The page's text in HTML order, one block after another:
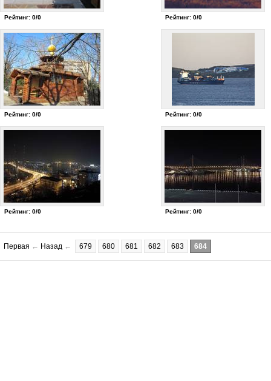
Рейтинг: 0/0 Рейтинг: 0/0
Рейтинг: 0/0 Рейтинг: 0/0
Рейтинг: 0/0 Рейтинг: 0/0
Первая ← Назад ← 679 680 681 682 683 684